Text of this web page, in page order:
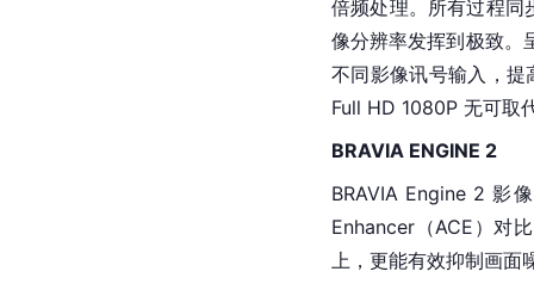
倍频处理。所有过程同
像分辨率发挥到极致。
不同影像讯号输入，提
Full HD 1080P 无可取
BRAVIA ENGINE 2
BRAVIA Engine 2 影
Enhancer（ACE）对
上，更能有效抑制画面